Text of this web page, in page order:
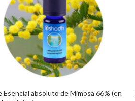
Esencial absoluto de Mimosa 66% (en